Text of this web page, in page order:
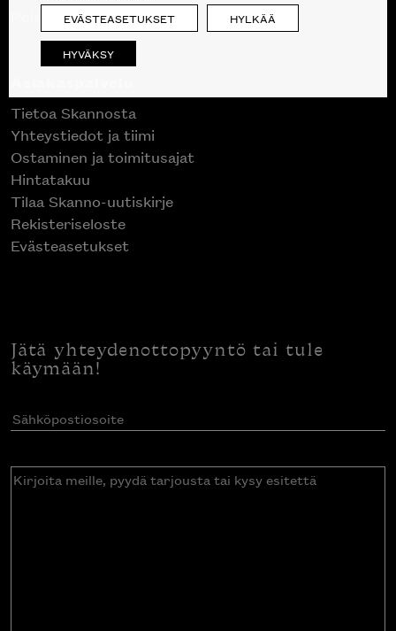
Poistuvat mallikappaleet
Tietoa Skannosta
Yhteystiedot ja tiimi
Ostaminen ja toimitusajat
Hintatakuu
Tilaa Skanno-uutiskirje
Rekisteriseloste
Evästeasetukset
Jätä yhteydenottopyyntö tai tule
käymään!
Sähköpostiosoite(Pakollinen)
Kirjoita
EVÄSTEASETUKSET HYLKÄÄ
HYVÄKSY